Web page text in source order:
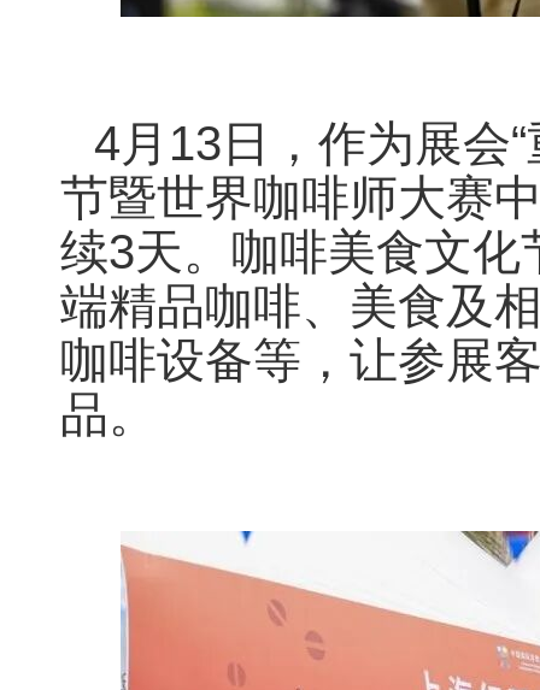
4月13日，作为展会
节暨世界咖啡师大赛
续3天。咖啡美食文化
端精品咖啡、美食及
咖啡设备等，让参展
品。